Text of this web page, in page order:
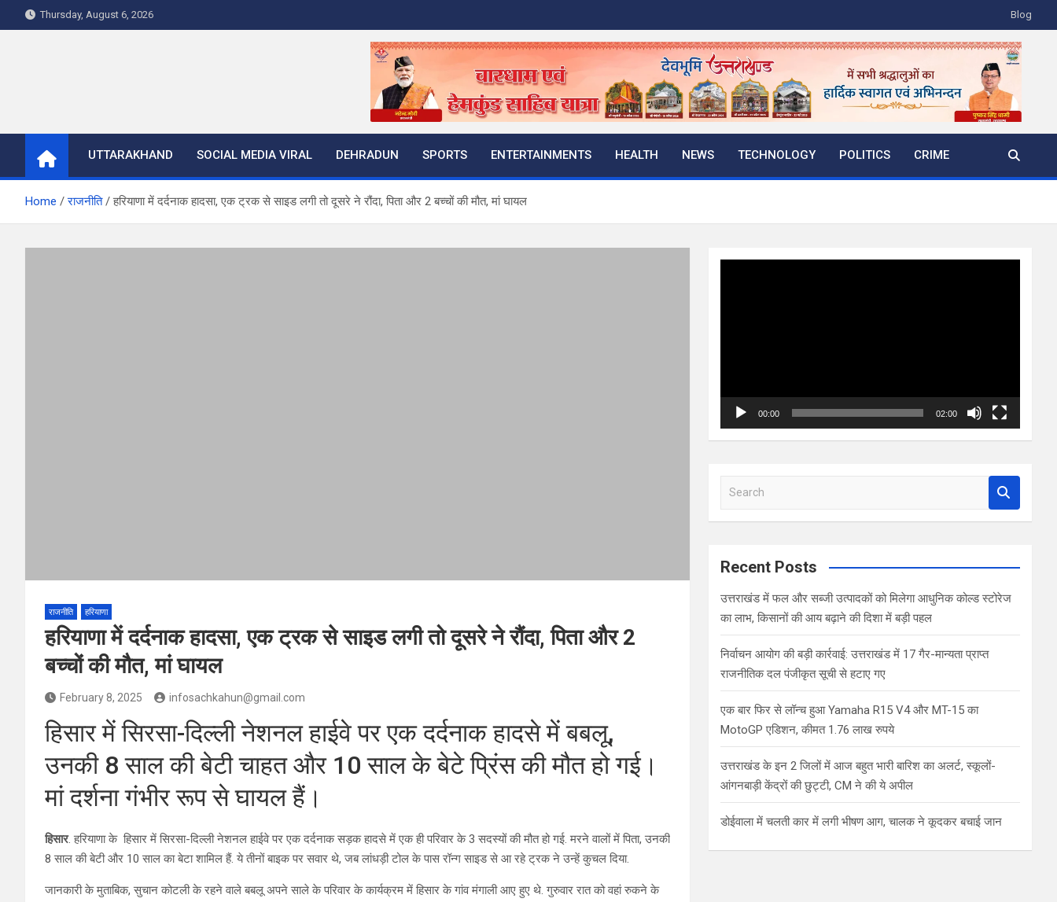
to
Thursday, August 6, 2026 Blog
UTTARAKHAND SOCIAL MEDIA VIRAL DEHRADUN SPORTS ENTERTAINMENTS HEALTH NEWS TECHNOLOGY POLITICS CRIME
Home राजनीति हरियाणा में दर्दनाक हादसा, एक ट्रक से साइड लगी तो दूसरे ने रौंदा, पिता और 2 बच्चों की मौत, मां घायल
राजनीति हरियाणा
हरियाणा में दर्दनाक हादसा, एक ट्रक से साइड लगी तो दूसरे ने रौंदा, पिता और 2
बच्चों की मौत, मां घायल
February 8, 2025 infosachkahun@gmail.com
हिसार में सिरसा-दिल्ली नेशनल हाईवे पर एक दर्दनाक हादसे में बबलू,
उनकी 8 साल की बेटी चाहत और 10 साल के बेटे प्रिंस की मौत हो गई।
मां दर्शना गंभीर रूप से घायल हैं।
हिसार. हरियाणा के हिसार में सिरसा-दिल्ली नेशनल हाईवे पर एक दर्दनाक सड़क हादसे में एक ही परिवार के 3 सदस्यों की मौत हो गई. मरने वालों में पिता, उनकी
8 साल की बेटी और 10 साल का बेटा शामिल हैं. ये तीनों बाइक पर सवार थे, जब लांधड़ी टोल के पास रॉन्ग साइड से आ रहे ट्रक ने उन्हें कुचल दिया.
जानकारी के मुताबिक, सुचान कोटली के रहने वाले बबलू अपने साले के परिवार के कार्यक्रम में हिसार के गांव मंगाली आए हुए थे. गुरुवार रात को वहां रुकने के
00:00 02:00
a
c
Recent Posts
उत्तराखंड में फल और सब्जी उत्पादकों को मिलेगा आधुनिक कोल्ड स्टोरेज
का लाभ, किसानों की आय बढ़ाने की दिशा में बड़ी पहल
निर्वाचन आयोग की बड़ी कार्रवाई: उत्तराखंड में 17 गैर-मान्यता प्राप्त
राजनीतिक दल पंजीकृत सूची से हटाए गए
एक बार फिर से लॉन्च हुआ Yamaha R15 V4 और MT-15 का
MotoGP एडिशन, कीमत 1.76 लाख रुपये
उत्तराखंड के इन 2 जिलों में आज बहुत भारी बारिश का अलर्ट, स्कूलों-
आंगनबाड़ी केंद्रों की छुट्टी, CM ने की ये अपील
डोईवाला में चलती कार में लगी भीषण आग, चालक ने कूदकर बचाई जान